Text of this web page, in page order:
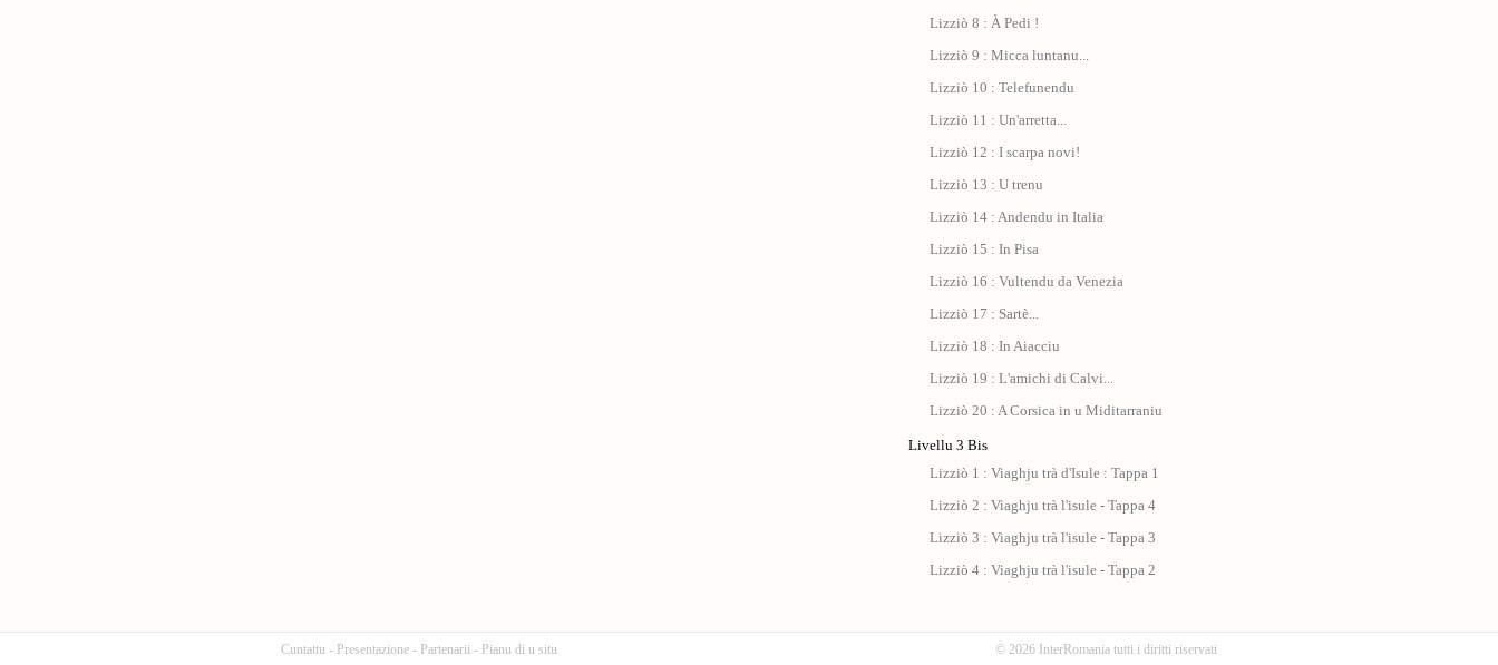
Lizziò 8 : À Pedi !
Lizziò 9 : Micca luntanu...
Lizziò 10 : Telefunendu
Lizziò 11 : Un'arretta...
Lizziò 12 : I scarpa novi!
Lizziò 13 : U trenu
Lizziò 14 : Andendu in Italia
Lizziò 15 : In Pisa
Lizziò 16 : Vultendu da Venezia
Lizziò 17 : Sartè...
Lizziò 18 : In Aiacciu
Lizziò 19 : L'amichi di Calvi...
Lizziò 20 : A Corsica in u Miditarraniu
Livellu 3 Bis
Lizziò 1 : Viaghju trà d'Isule : Tappa 1
Lizziò 2 : Viaghju trà l'isule - Tappa 4
Lizziò 3 : Viaghju trà l'isule - Tappa 3
Lizziò 4 : Viaghju trà l'isule - Tappa 2
Cuntattu - Presentazione - Partenarii - Pianu di u situ © 2026 InterRomania tutti i diritti riservati